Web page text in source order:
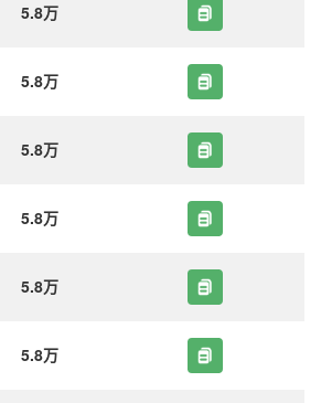
5.8万
5.8万
5.8万
5.8万
5.8万
5.8万